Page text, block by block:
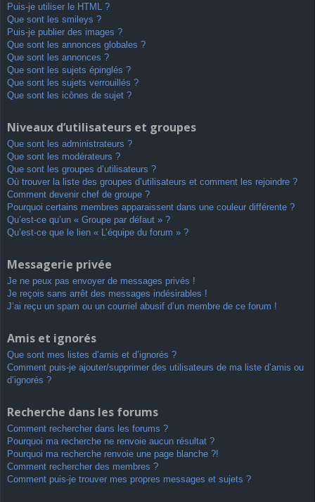
Puis-je utiliser le HTML ?
Que sont les smileys ?
Puis-je publier des images ?
Que sont les annonces globales ?
Que sont les annonces ?
Que sont les sujets épinglés ?
Que sont les sujets verrouillés ?
Que sont les icônes de sujet ?
Niveaux d’utilisateurs et groupes
Que sont les administrateurs ?
Que sont les modérateurs ?
Que sont les groupes d’utilisateurs ?
Où trouver la liste des groupes d’utilisateurs et comment les rejoindre ?
Comment devenir chef de groupe ?
Pourquoi certains membres apparaissent dans une couleur différente ?
Qu’est-ce qu’un « Groupe par défaut » ?
Qu’est-ce que le lien « L’équipe du forum » ?
Messagerie privée
Je ne peux pas envoyer de messages privés !
Je reçois sans arrêt des messages indésirables !
J’ai reçu un spam ou un courriel abusif d’un membre de ce forum !
Amis et ignorés
Que sont mes listes d’amis et d’ignorés ?
Comment puis-je ajouter/supprimer des utilisateurs de ma liste d’amis ou
d’ignorés ?
Recherche dans les forums
Comment rechercher dans les forums ?
Pourquoi ma recherche ne renvoie aucun résultat ?
Pourquoi ma recherche renvoie une page blanche ?!
Comment rechercher des membres ?
Comment puis-je trouver mes propres messages et sujets ?